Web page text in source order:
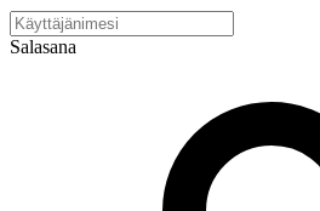
Salasana